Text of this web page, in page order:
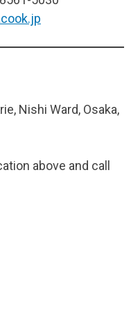
Nishi Ward, Osaka,
above and call